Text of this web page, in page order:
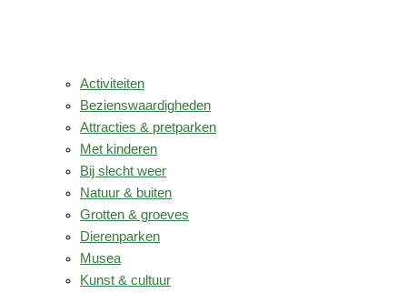
Activiteiten
Bezienswaardigheden
Attracties & pretparken
Met kinderen
Bij slecht weer
Natuur & buiten
Grotten & groeves
Dierenparken
Musea
Kunst & cultuur